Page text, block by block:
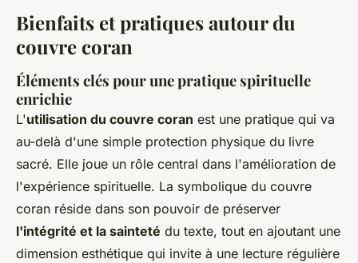
Bienfaits et pratiques autour du
couvre coran
Éléments clés pour une pratique spirituelle
enrichie
L'utilisation du couvre coran est une pratique qui va
au-delà d'une simple protection physique du livre
sacré. Elle joue un rôle central dans l'amélioration de
l'expérience spirituelle. La symbolique du couvre
coran réside dans son pouvoir de préserver
l'intégrité et la sainteté du texte, tout en ajoutant une
dimension esthétique qui invite à une lecture régulière